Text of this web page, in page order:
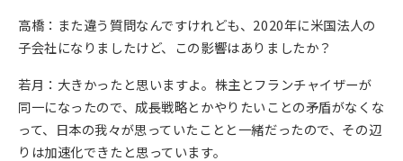
高橋：また違う質問なんですけれども、2020年に米国法人の
子会社になりましたけど、この影響はありましたか？
若月：大きかったと思いますよ。株主とフランチャイザーが
同一になったので、成長戦略とかやりたいことの矛盾がなくな
って、日本の我々が思っていたことと一緒だったので、その辺
りは加速化できたと思っています。